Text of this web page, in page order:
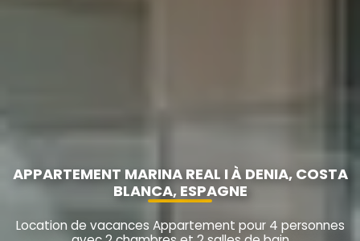
APPARTEMENT MARINA REAL I À DENIA, COSTA
BLANCA, ESPAGNE
Location de vacances Appartement pour 4 personnes